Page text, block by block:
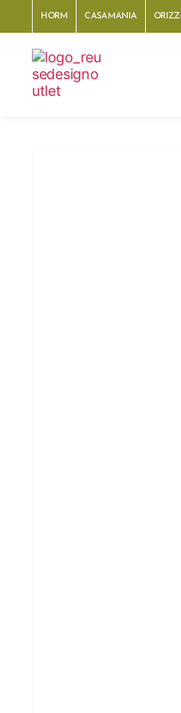
HORM CASAMANIA